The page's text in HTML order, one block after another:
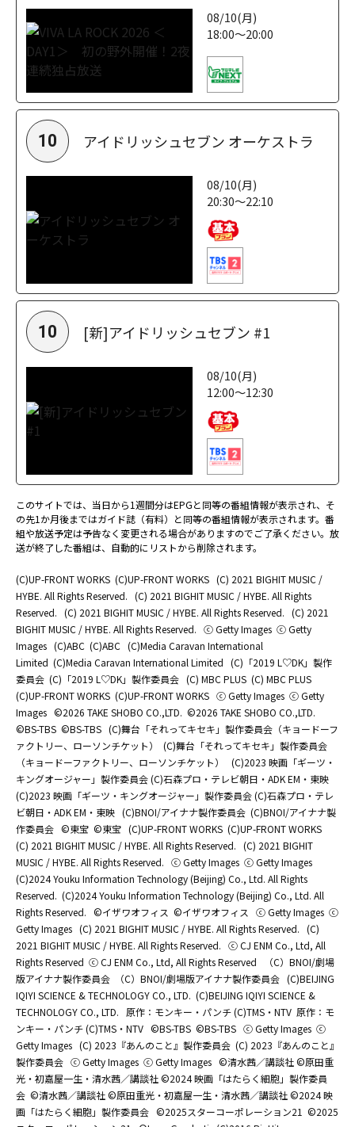
08/10(月)
18:00～20:00
10 アイドリッシュセブン オーケストラ
08/10(月)
20:30～22:10
10 [新]アイドリッシュセブン #1
08/10(月)
12:00～12:30
このサイトでは、当日から1週間分はEPGと同等の番組情報が表示され、そ
の先1か月後まではガイド誌（有料）と同等の番組情報が表示されます。番
組や放送予定は予告なく変更される場合がありますのでご了承ください。放
送が終了した番組は、自動的にリストから削除されます。
(C)UP-FRONT WORKS (C)UP-FRONT WORKS (C) 2021 BIGHIT MUSIC /
HYBE. All Rights Reserved. (C) 2021 BIGHIT MUSIC / HYBE. All Rights
Reserved. (C) 2021 BIGHIT MUSIC / HYBE. All Rights Reserved. (C) 2021
BIGHIT MUSIC / HYBE. All Rights Reserved. ⓒ Getty Images ⓒ Getty
Images (C)ABC (C)ABC (C)Media Caravan International
Limited (C)Media Caravan International Limited (C)「2019 L♡DK」製作
委員会 (C)「2019 L♡DK」製作委員会 (C) MBC PLUS (C) MBC PLUS
(C)UP-FRONT WORKS (C)UP-FRONT WORKS ⓒ Getty Images ⓒ Getty
Images ©2026 TAKE SHOBO CO.,LTD. ©2026 TAKE SHOBO CO.,LTD.
©BS-TBS ©BS-TBS (C)舞台「それってキセキ」製作委員会（キョードーフ
ァクトリー、ローソンチケット）
(C)舞台「それってキセキ」製作委員会
（キョードーファクトリー、ローソンチケット）
(C)2023 映画「ギーツ・
キングオージャー」製作委員会 (C)石森プロ・テレビ朝日・ADK EM・東映
(C)2023 映画「ギーツ・キングオージャー」製作委員会 (C)石森プロ・テレ
ビ朝日・ADK EM・東映 (C)BNOI/アイナナ製作委員会 (C)BNOI/アイナナ製
作委員会 ©東宝 ©東宝 (C)UP-FRONT WORKS (C)UP-FRONT WORKS
(C) 2021 BIGHIT MUSIC / HYBE. All Rights Reserved. (C) 2021 BIGHIT
MUSIC / HYBE. All Rights Reserved. ⓒ Getty Images ⓒ Getty Images
(C)2024 Youku Information Technology (Beijing) Co., Ltd. All Rights
Reserved. (C)2024 Youku Information Technology (Beijing) Co., Ltd. All
Rights Reserved. ©イザワオフィス ©イザワオフィス ⓒ Getty Images ⓒ
Getty Images (C) 2021 BIGHIT MUSIC / HYBE. All Rights Reserved. (C)
2021 BIGHIT MUSIC / HYBE. All Rights Reserved. ⓒ CJ ENM Co., Ltd, All
Rights Reserved ⓒ CJ ENM Co., Ltd, All Rights Reserved
（C）BNOI/劇場
版アイナナ製作委員会
（C）BNOI/劇場版アイナナ製作委員会 (C)BEIJING
IQIYI SCIENCE & TECHNOLOGY CO., LTD. (C)BEIJING IQIYI SCIENCE &
TECHNOLOGY CO., LTD.
原作：モンキー・パンチ (C)TMS・NTV 原作：モ
ンキー・パンチ (C)TMS・NTV ©BS-TBS ©BS-TBS ⓒ Getty Images ⓒ
Getty Images (C) 2023『あんのこと』製作委員会 (C) 2023『あんのこと』
製作委員会 ⓒ Getty Images ⓒ Getty Images ©清水茜／講談社 ©原田重
光・初嘉屋一生・清水茜／講談社 ©2024 映画「はたらく細胞」製作委員
会 ©清水茜／講談社 ©原田重光・初嘉屋一生・清水茜／講談社 ©2024 映
画「はたらく細胞」製作委員会 ©2025スターコーポレーション21 ©2025